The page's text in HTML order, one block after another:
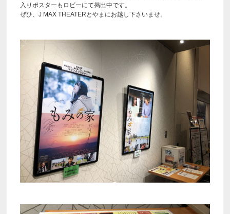
入りポスターもロビーにて掲出中です。
ぜひ、J MAX THEATERとやまにお越し下さいませ。